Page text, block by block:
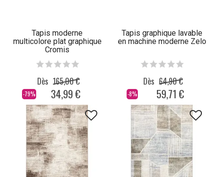
Tapis moderne
multicolore plat graphique
Cromis
-79%
Dès 165,00 €
34,99 €
Tapis graphique lavable
en machine moderne Zelo
-8%
Dès 64,90 €
59,71 €